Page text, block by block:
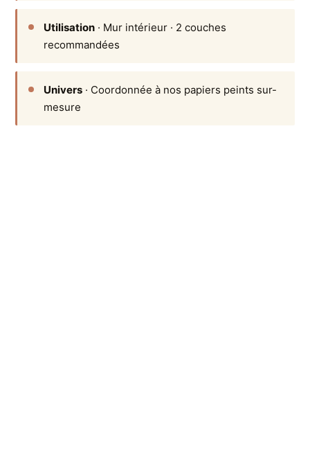
Utilisation · Mur intérieur · 2 couches
recommandées
Univers · Coordonnée à nos papiers peints sur-
mesure